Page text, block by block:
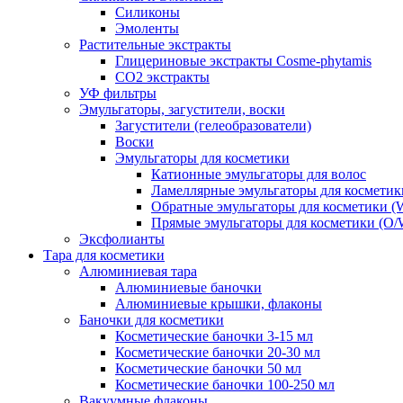
Силиконы
Эмоленты
Растительные экстракты
Глицериновые экстракты Cosme-phytamis
СО2 экстракты
УФ фильтры
Эмульгаторы, загустители, воски
Загустители (гелеобразователи)
Воски
Эмульгаторы для косметики
Катионные эмульгаторы для волос
Ламеллярные эмульгаторы для
Обратные эмульгаторы для косметики
Прямые эмульгаторы для косметики (O/
Эксфолианты
Тара для косметики
Алюминиевая тара
Алюминиевые баночки
Алюминиевые крышки, флаконы
Баночки для косметики
Косметические баночки 3-15 мл
Косметические баночки 20-30 мл
Косметические баночки 50 мл
Косметические баночки 100-250 мл